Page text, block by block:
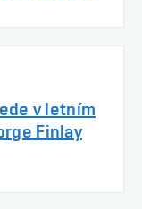
v letním
Finlay